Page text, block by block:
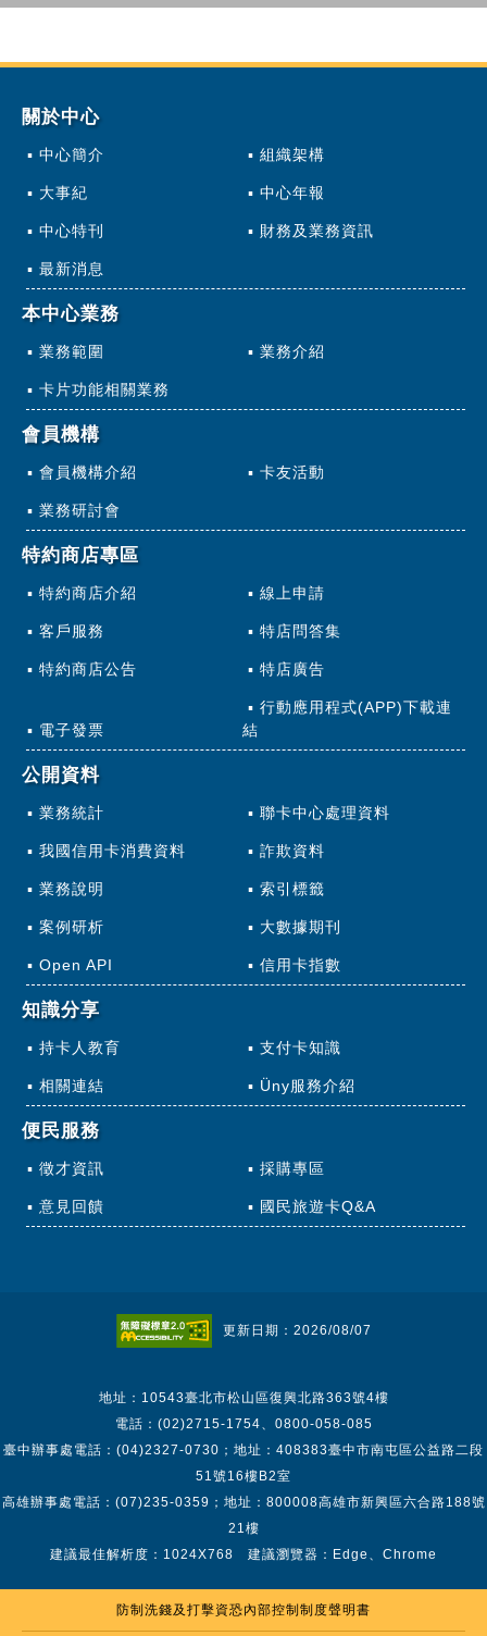
關於中心
中心簡介 組織架構
大事紀 中心年報
中心特刊 財務及業務資訊
最新消息
本中心業務
業務範圍 業務介紹
卡片功能相關業務
會員機構
會員機構介紹 卡友活動
業務研討會
特約商店專區
特約商店介紹 線上申請
客戶服務 特店問答集
特約商店公告 特店廣告
電子發票
行動應用程式(APP)下載連
結
公開資料
業務統計 聯卡中心處理資料
我國信用卡消費資料 詐欺資料
業務說明 索引標籤
案例研析 大數據期刊
Open API 信用卡指數
知識分享
持卡人教育 支付卡知識
相關連結 Üny服務介紹
便民服務
徵才資訊 採購專區
意見回饋 國民旅遊卡Q&A
更新日期：2026/08/07
地址：10543臺北市松山區復興北路363號4樓
電話：(02)2715-1754、0800-058-085
臺中辦事處電話：(04)2327-0730；地址：408383臺中市南屯區公益路二段
51號16樓B2室
高雄辦事處電話：(07)235-0359；地址：800008高雄市新興區六合路188號
21樓
建議最佳解析度：1024X768 建議瀏覽器：Edge、Chrome
防制洗錢及打擊資恐內部控制制度聲明書